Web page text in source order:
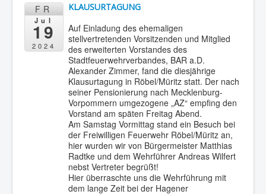
FR
Jul
19
2024
KLAUSURTAGUNG
Auf Einladung des ehemaligen
stellvertretenden Vorsitzenden und Mitglied
des erweiterten Vorstandes des
Stadtfeuerwehrverbandes, BAR a.D.
Alexander Zimmer, fand die diesjährige
Klausurtagung in Röbel/Müritz statt. Der nach
seiner Pensionierung nach Mecklenburg-
Vorpommern umgezogene „AZ“ empfing den
Vorstand am späten Freitag Abend.
Am Samstag Vormittag stand ein Besuch bei
der Freiwilligen Feuerwehr Röbel/Müritz an,
hier wurden wir von Bürgermeister Matthias
Radtke und dem Wehrführer Andreas Wilfert
nebst Vertreter begrüßt!
Hier überraschte uns die Wehrführung mit
dem lange Zeit bei der Hagener